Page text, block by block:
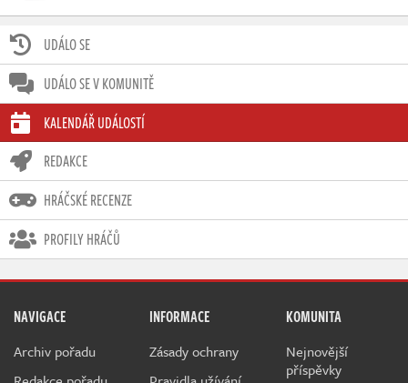
UDÁLO SE
UDÁLO SE V KOMUNITĚ
KALENDÁŘ UDÁLOSTÍ
REDAKCE
HRÁČSKÉ RECENZE
PROFILY HRÁČŮ
NAVIGACE
Archiv pořadu
INFORMACE
Zásady ochrany
KOMUNITA
Nejnovější
příspěvky